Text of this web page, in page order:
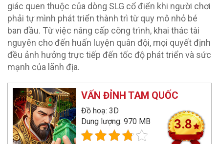
giác quen thuộc của dòng SLG cổ điển khi người chơi
phải tự mình phát triển thành trì từ quy mô nhỏ bé
ban đầu. Từ việc nâng cấp công trình, khai thác tài
nguyên cho đến huấn luyện quân đội, mọi quyết định
đều ảnh hưởng trực tiếp đến tốc độ phát triển và sức
mạnh của lãnh địa.
VẤN ĐỈNH TAM QUỐC
Đồ hoạ: 3D
Dung lượng: 970 MB
3.8